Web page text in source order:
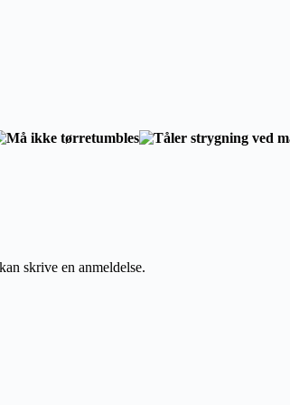
skrive en anmeldelse.